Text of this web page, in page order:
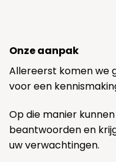
Onze aanpak
Allereerst komen we
voor een
Op die manier
beantwoorden en
uw verwachtingen.